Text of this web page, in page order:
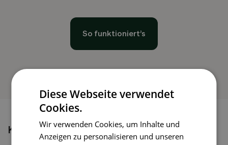
So funktioniert’s
Könnte dir auch gefallen
Diese Webseite verwendet
Cookies.
Wir verwenden Cookies, um Inhalte und
Anzeigen zu personalisieren und unseren